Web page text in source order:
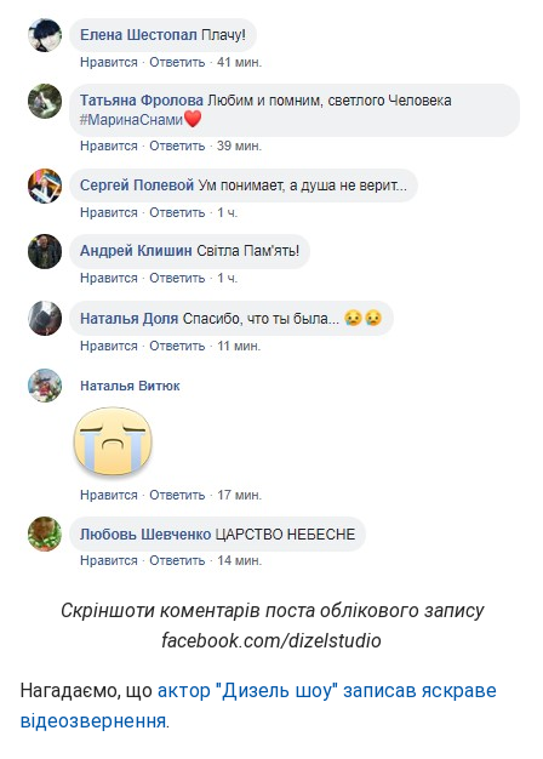
Скріншоти коментарів поста облікового запису
facebook.com/dizelstudio
Нагадаємо, що актор "Дизель шоу" записав яскраве
відеозвернення.